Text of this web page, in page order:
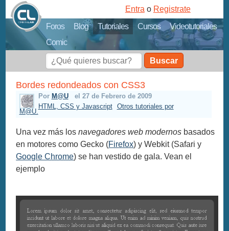
Foros Blog Tutoriales Cursos
Videotutoriales
Comic
Entra o Registrate
Buscar
Bordes redondeados con CSS3
Por M@U
el 27 de Febrero de 2009
HTML, CSS y Javascript
Otros tutoriales por
M@U.
Una vez más losnavegadores web modernos basados
en motores como Gecko (Firefox) y Webkit (Safari y
Google Chrome) se han vestido de gala. Vean el
ejemplo